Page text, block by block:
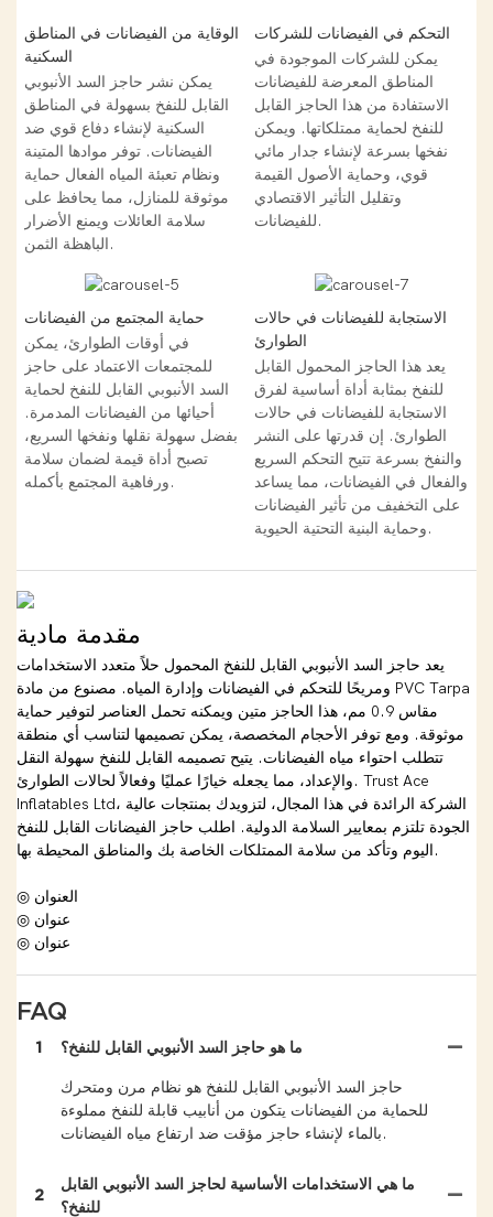
الوقاية من الفيضانات في المناطق
السكنية
يمكن نشر حاجز السد الأنبوبي
القابل للنفخ بسهولة في المناطق
السكنية لإنشاء دفاع قوي ضد
الفيضانات. توفر موادها المتينة
ونظام تعبئة المياه الفعال حماية
موثوقة للمنازل، مما يحافظ على
سلامة العائلات ويمنع الأضرار
الباهظة الثمن.
التحكم في الفيضانات للشركات
يمكن للشركات الموجودة في
المناطق المعرضة للفيضانات
الاستفادة من هذا الحاجز القابل
للنفخ لحماية ممتلكاتها. ويمكن
نفخها بسرعة لإنشاء جدار مائي
قوي، وحماية الأصول القيمة
وتقليل التأثير الاقتصادي
للفيضانات.
حماية المجتمع من الفيضانات
في أوقات الطوارئ، يمكن
للمجتمعات الاعتماد على حاجز
السد الأنبوبي القابل للنفخ لحماية
أحيائها من الفيضانات المدمرة.
بفضل سهولة نقلها ونفخها السريع،
تصبح أداة قيمة لضمان سلامة
ورفاهية المجتمع بأكمله.
الاستجابة للفيضانات في حالات
الطوارئ
يعد هذا الحاجز المحمول القابل
للنفخ بمثابة أداة أساسية لفرق
الاستجابة للفيضانات في حالات
الطوارئ. إن قدرتها على النشر
والنفخ بسرعة تتيح التحكم السريع
والفعال في الفيضانات، مما يساعد
على التخفيف من تأثير الفيضانات
وحماية البنية التحتية الحيوية.
مقدمة مادية
يعد حاجز السد الأنبوبي القابل للنفخ المحمول حلاً متعدد الاستخدامات
ومريحًا للتحكم في الفيضانات وإدارة المياه. مصنوع من مادة PVC Tarpa
مقاس 0.9 مم، هذا الحاجز متين ويمكنه تحمل العناصر لتوفير حماية
موثوقة. ومع توفر الأحجام المخصصة، يمكن تصميمها لتناسب أي منطقة
تتطلب احتواء مياه الفيضانات. يتيح تصميمه القابل للنفخ سهولة النقل
والإعداد، مما يجعله خيارًا عمليًا وفعالاً لحالات الطوارئ. Trust Ace
Inflatables Ltd، الشركة الرائدة في هذا المجال، لتزويدك بمنتجات عالية
الجودة تلتزم بمعايير السلامة الدولية. اطلب حاجز الفيضانات القابل للنفخ
اليوم وتأكد من سلامة الممتلكات الخاصة بك والمناطق المحيطة بها.
◎ عنوان
◎ عنوان
FAQ
1 ما هو حاجز السد الأنبوبي القابل للنفخ؟
حاجز السد الأنبوبي القابل للنفخ هو نظام مرن ومتحرك
للحماية من الفيضانات يتكون من أنابيب قابلة للنفخ مملوءة
بالماء لإنشاء حاجز مؤقت ضد ارتفاع مياه الفيضانات.
2
ما هي الاستخدامات الأساسية لحاجز السد الأنبوبي القابل
للنفخ؟